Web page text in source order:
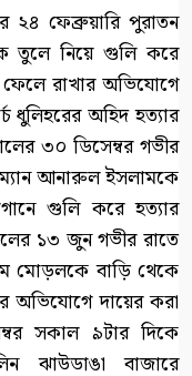
২৪ ফেব্রুয়ারি পুরাতন
তুলে নিয়ে গুলি করে
ফেলে রাখার অভিযোগে
ধুলিহরের অহিদ হত্যার
৩০ ডিসেম্বর গভীর
আনারুল ইসলামকে
গুলি করে হত্যার
১৩ জুন গভীর রাতে
মোড়লকে বাড়ি থেকে
অভিযোগে দায়ের করা
সকাল ৯টার দিকে
ঝাউডাঙা বাজারে